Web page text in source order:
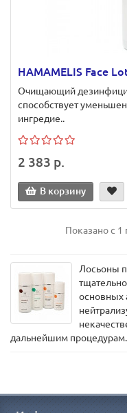
HAMAMELIS Face
Очищающий
способствует
ингредие..
2 383 р.
В корзину
Показано с 1
Лосьоны
основных
дальнейшим процедурам.